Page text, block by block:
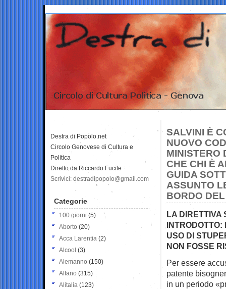
SALVINI È
NUOVO
MINISTERO
CHE CHI È
GUIDA
ASSUNTO
BORDO
LA DIRETTIVA
INTRODOTTO:
USO DI
NON FOSSE
Per essere
patente
in un periodo
Destra di Popolo.net
Circolo Genovese di Cultura e
Politica
Diretto da Riccardo Fucile
Scrivici: destradipopolo@gmail.com
Categorie
100 giorni (5)
Aborto (20)
Acca Larentia (2)
Alcool (3)
Alemanno (150)
Alfano (315)
Alitalia (123)